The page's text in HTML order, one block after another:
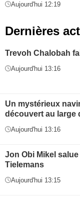
Aujourd'hui 12:19
Dernières
Trevoh Chalobah
Aujourd'hui 13:16
Un mystérieux
découvert au large
Aujourd'hui 13:16
Jon Obi Mikel
Tielemans
Aujourd'hui 13:15